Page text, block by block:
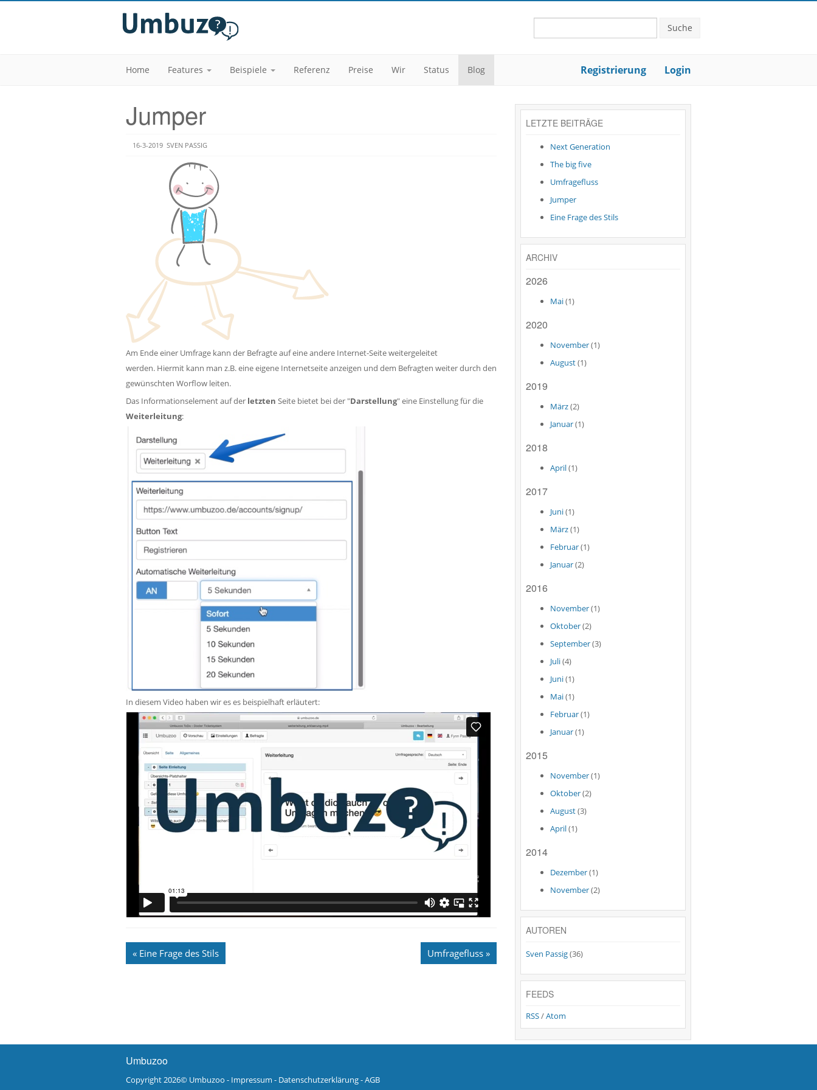
Suche
Home Features Beispiele Referenz Preise Wir Status Blog Login
Registrierung
Jumper
16-3-2019 SVEN PASSIG
Am Ende einer Umfrage kann der Befragte auf eine andere Internet-Seite weitergeleitet
werden. Hiermit kann man z.B. eine eigene Internetseite anzeigen und dem Befragten weiter durch den
gewünschten Worflow leiten.
Das Informationselement auf der letzten Seite bietet bei der "Darstellung" eine Einstellung für die
Weiterleitung:
In diesem Video haben wir es es beispielhaft erläutert:
« Eine Frage des Stils Umfragefluss »
LETZTE BEITRÄGE
Next Generation
The big five
Umfragefluss
Jumper
Eine Frage des Stils
ARCHIV
2026
Mai(1)
2020
November(1)
August(1)
2019
März(2)
Januar(1)
2018
April(1)
2017
Juni(1)
März(1)
Februar(1)
Januar(2)
2016
November(1)
Oktober(2)
September(3)
Juli(4)
Juni(1)
Mai(1)
Februar(1)
Januar(1)
2015
November(1)
Oktober(2)
August(3)
April(1)
2014
Dezember(1)
November(2)
AUTOREN
Sven Passig(36)
FEEDS
RSS/Atom
Umbuzoo
Copyright 2026© Umbuzoo - Impressum - Datenschutzerklärung-AGB